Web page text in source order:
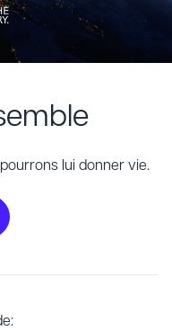
lui donner vie.